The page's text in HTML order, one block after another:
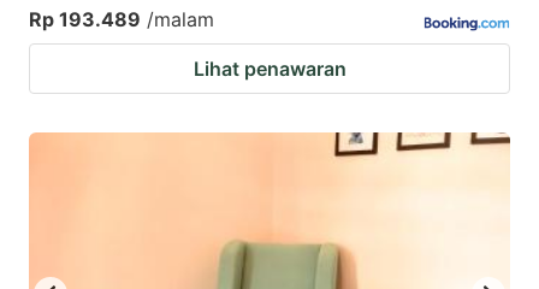
Rp 193.489 /malam
Lihat penawaran